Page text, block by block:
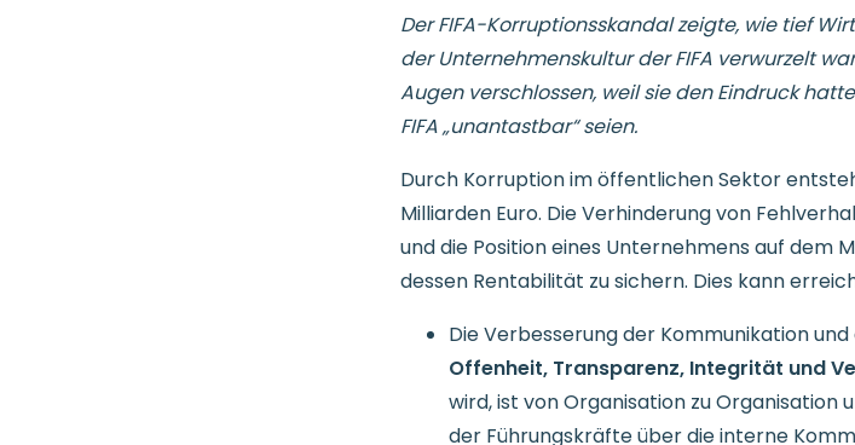
Der FIFA-Korruptionsskandal zeigte, wie tief
der Unternehmenskultur der FIFA verwurzelt
Augen verschlossen, weil sie den Eindruck
FIFA „unantastbar“ seien.
Durch Korruption im öffentlichen Sektor
Milliarden Euro. Die Verhinderung von
und die Position eines Unternehmens auf dem
dessen Rentabilität zu sichern. Dies kann
Die Verbesserung der Kommunikation
Offenheit, Transparenz, Integrität und
wird, ist von Organisation zu Organisation
der Führungskräfte über die interne